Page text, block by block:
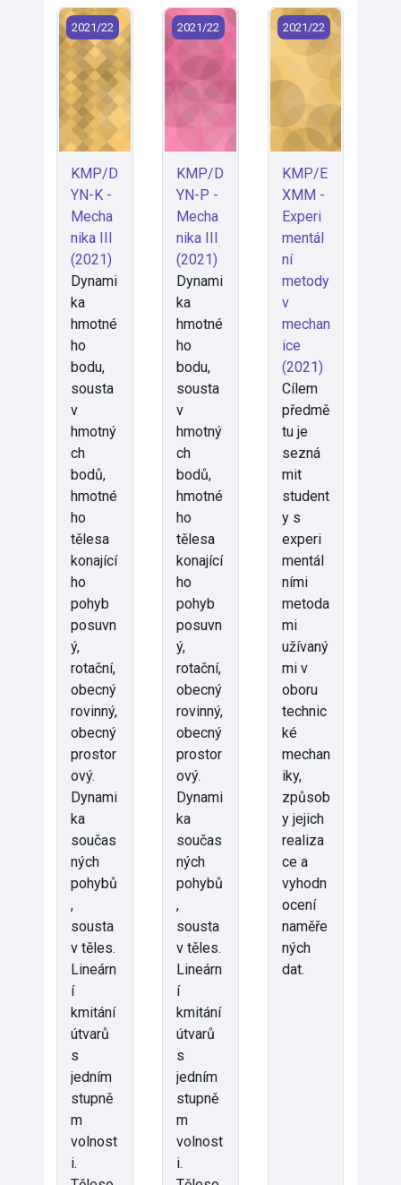
KMP/DYN-K - Mechanika III (2021)
2021/22
KMP/D
YN-K -
Mecha
nika III
(2021)
Dynami
ka
hmotné
ho
bodu,
sousta
v
hmotný
ch
bodů,
hmotné
ho
tělesa
konající
ho
pohyb
posuvn
ý,
rotační,
obecný
rovinný,
obecný
prostor
ový.
Dynami
ka
součas
ných
pohybů
,
sousta
v těles.
Lineárn
í
kmitání
útvarů
s
jedním
stupně
m
volnost
i.
KMP/DYN-P - Mechanika III (2021)
2021/22
KMP/D
YN-P -
Mecha
nika III
(2021)
Dynami
ka
hmotné
ho
bodu,
sousta
v
hmotný
ch
bodů,
hmotné
ho
tělesa
konající
ho
pohyb
posuvn
ý,
rotační,
obecný
rovinný,
obecný
prostor
ový.
Dynami
ka
součas
ných
pohybů
,
sousta
v těles.
Lineárn
í
kmitání
útvarů
s
jedním
stupně
m
volnost
i.
KMP/EXMM -
2021/22
KMP/E
XMM -
Experi
mentál
ní
metody
v
mechan
ice
(2021)
Cílem
předmě
tu je
sezná
mit
student
y s
experi
mentál
ními
metoda
mi
užívaný
mi v
oboru
technic
ké
mechan
iky,
způsob
y jejich
realiza
ce a
vyhodn
ocení
naměře
ných
dat.